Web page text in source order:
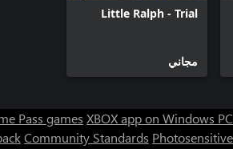
Little Ralph - Trial
مجاني
Pass games XBOX app on Windows PC
Community Standards Photosensitive